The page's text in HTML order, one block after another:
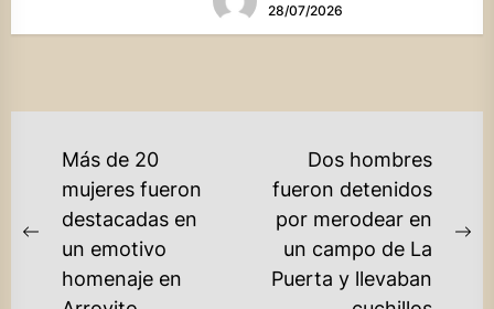
28/07/2026
NAVEGACIÓN
ENTRADAS
Previous
post:
Más de 20
mujeres fueron
destacadas en
un emotivo
homenaje en
Dos hombres
fueron detenidos
por merodear en
un campo de La
Puerta y llevaban